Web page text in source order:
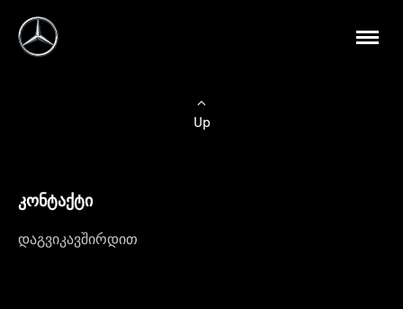
Up
კონტაქტი
დაგვიკავშირდით